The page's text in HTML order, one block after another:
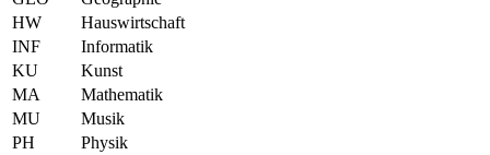
HW
Hauswirtschaft
INF
Informatik
KU
Kunst
MA
Mathematik
MU
Musik
PH
Physik